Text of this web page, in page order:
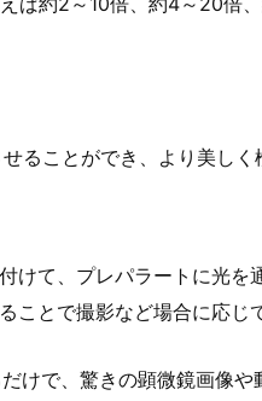
ることができ、より美しく
けて、プレパラートに光
とで撮影など場合に応じ
けで、驚きの顕微鏡画像